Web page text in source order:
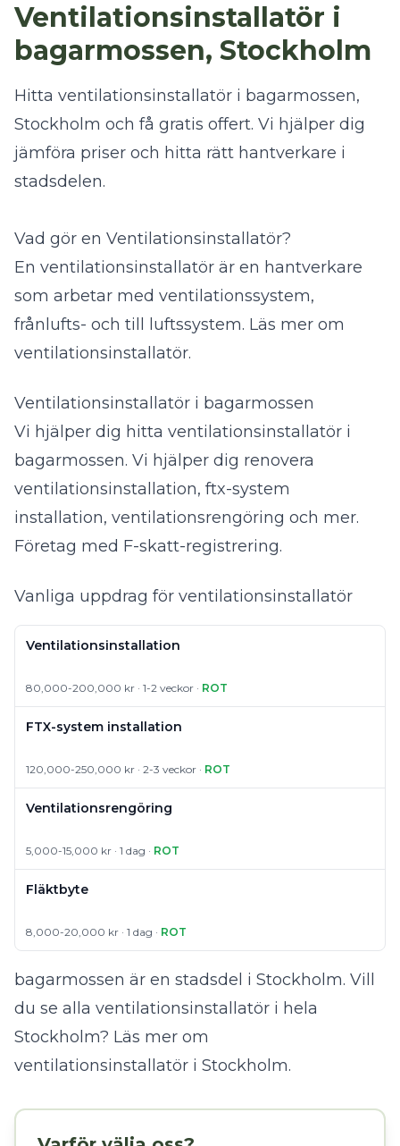
Ventilationsinstallatör i
bagarmossen, Stockholm
Hitta ventilationsinstallatör i bagarmossen,
Stockholm och få gratis offert. Vi hjälper dig
jämföra priser och hitta rätt hantverkare i
stadsdelen.
Vad gör en Ventilationsinstallatör?
En ventilationsinstallatör är en hantverkare
som arbetar med ventilationssystem,
frånlufts- och till luftssystem. Läs mer om
ventilationsinstallatör.
Ventilationsinstallatör i bagarmossen
Vi hjälper dig hitta ventilationsinstallatör i
bagarmossen. Vi hjälper dig renovera
ventilationsinstallation, ftx-system
installation, ventilationsrengöring och mer.
Företag med F-skatt-registrering.
Vanliga uppdrag för ventilationsinstallatör
Ventilationsinstallation
80,000-200,000 kr · 1-2 veckor · ROT
FTX-system installation
120,000-250,000 kr · 2-3 veckor · ROT
Ventilationsrengöring
5,000-15,000 kr · 1 dag · ROT
Fläktbyte
8,000-20,000 kr · 1 dag · ROT
bagarmossen är en stadsdel i Stockholm. Vill
du se alla ventilationsinstallatör i hela
Stockholm? Läs mer om
ventilationsinstallatör i Stockholm.